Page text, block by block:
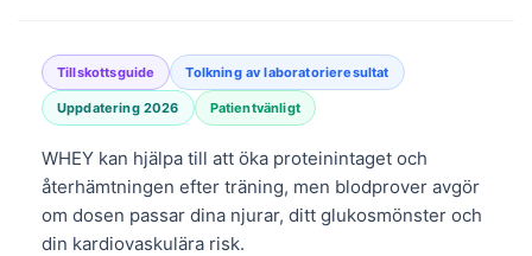
Tillskottsguide Tolkning av laboratorieresultat
Uppdatering 2026 Patientvänligt
WHEY kan hjälpa till att öka proteinintaget och
återhämtningen efter träning, men blodprover avgör
om dosen passar dina njurar, ditt glukosmönster och
din kardiovaskulära risk.